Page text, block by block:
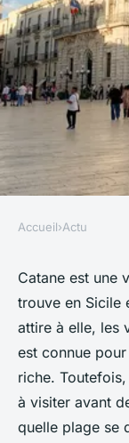
Quel
ville de
roxane•22
Accueil›Actu
Catane est une
trouve en Sicile
attire à elle, les
est connue
riche.
à visiter avant
quelle plage se